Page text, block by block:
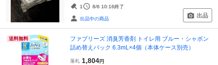
1 8/6 10:16終了
出品中の商品 出品
送料無料
ファブリーズ 消臭芳香剤 トイレ用 ブルー・シャボン
詰め替えパック 6.3mL×4個（本体ケース別売）
落札 1,804円